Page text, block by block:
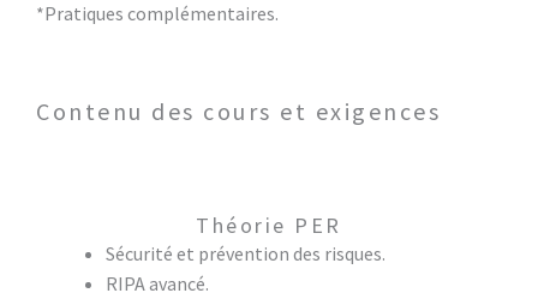
*Pratiques complémentaires.
Contenu des cours et exigences
Théorie PER
Sécurité et prévention des risques.
RIPA avancé.